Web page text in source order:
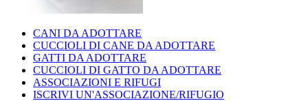
CANI DA ADOTTARE
CUCCIOLI DI CANE DA ADOTTARE
GATTI DA ADOTTARE
CUCCIOLI DI GATTO DA ADOTTARE
ASSOCIAZIONI E RIFUGI
ISCRIVI UN'ASSOCIAZIONE/RIFUGIO